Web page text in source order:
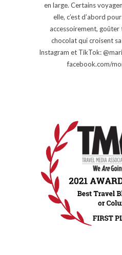
en large. Certains
elle, c’est d’abord
accessoirement, goûter
chocolat qui croisent
Instagram et TikTok:
facebook.com/